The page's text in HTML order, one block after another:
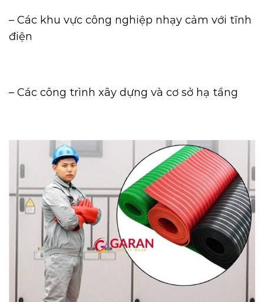
– Các khu vực công nghiệp nhạy cảm với tĩnh
điện
– Các công trình xây dựng và cơ sở hạ tầng